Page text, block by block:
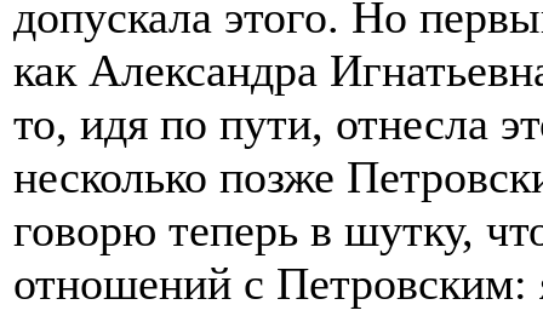
допускала этого. Но
как Александра
то, идя по пути, отнесла
несколько позже
говорю теперь в шутку,
отношений с Петровским: